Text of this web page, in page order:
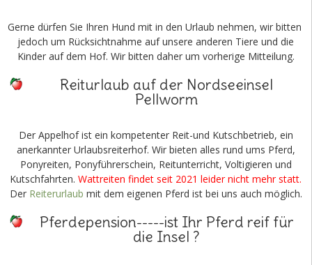
Gerne dürfen Sie Ihren Hund mit in den Urlaub nehmen, wir bitten
jedoch um Rücksichtnahme auf unsere anderen Tiere und die
Kinder auf dem Hof. Wir bitten daher um vorherige Mitteilung.
Reiturlaub auf der Nordseeinsel
Pellworm
Der Appelhof ist ein kompetenter Reit-und Kutschbetrieb, ein
anerkannter Urlaubsreiterhof. Wir bieten alles rund ums Pferd,
Ponyreiten, Ponyführerschein, Reitunterricht, Voltigieren und
Kutschfahrten. Wattreiten findet seit 2021 leider nicht mehr statt.
Der Reiterurlaub mit dem eigenen Pferd ist bei uns auch möglich.
Pferdepension-----ist Ihr Pferd reif für
die Insel ?